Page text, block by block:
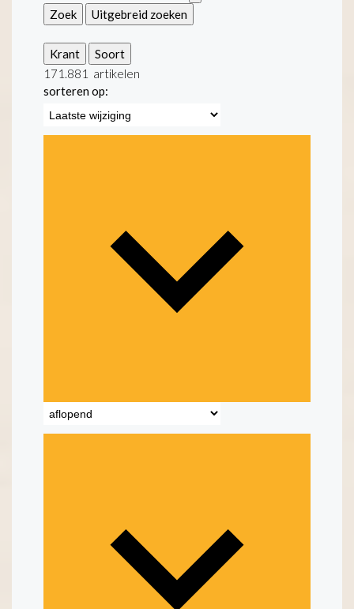
Zoek Uitgebreid zoeken
Krant
Soort
171.881 artikelen
sorteren op: